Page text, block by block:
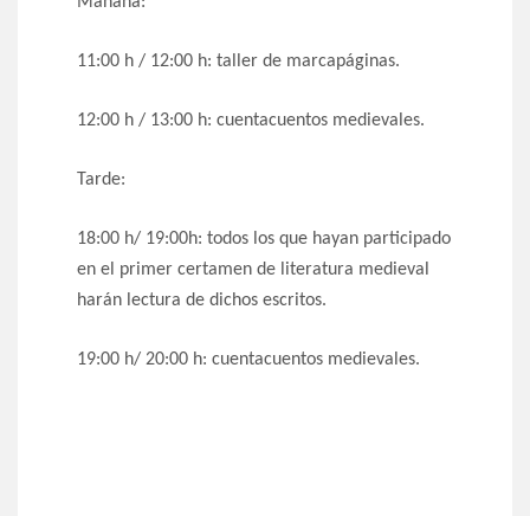
11:00 h / 12:00 h: taller de marcapáginas.
12:00 h / 13:00 h: cuentacuentos medievales.
Tarde:
18:00 h/ 19:00h: todos los que hayan participado
en el primer certamen de literatura medieval
harán lectura de dichos escritos.
19:00 h/ 20:00 h: cuentacuentos medievales.